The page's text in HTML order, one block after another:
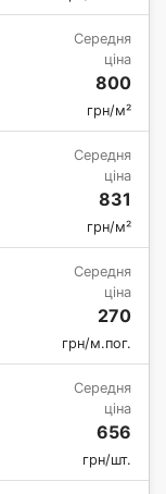
Середня
ціна
800
грн/м²
Середня
ціна
831
грн/м²
Середня
ціна
270
грн/м.пог.
Середня
ціна
656
грн/шт.